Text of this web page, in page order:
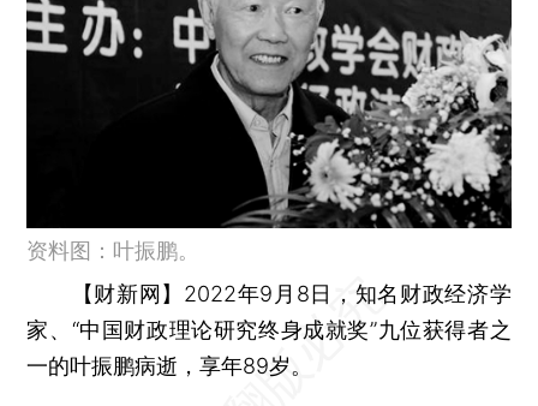
资料图：叶振鹏。
【财新网】 2022年9月8日，知名财政经济学
家、“中国财政理论研究终身成就奖”九位获得者之
一的叶振鹏病逝，享年89岁。